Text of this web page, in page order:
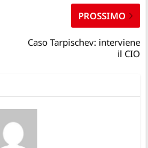
PROSSIMO
Caso Tarpischev: interviene
il CIO